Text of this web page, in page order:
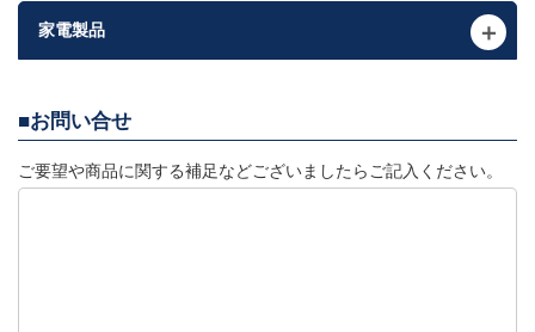
家電製品
お問い合せ
ご要望や商品に関する補足などございましたらご記入ください。